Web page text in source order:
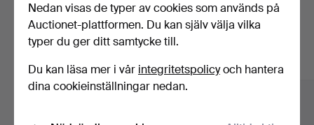
Här är föremål från vårt arkiv som
matchar din sökning
Visa alla föremål
Nedan visas de typer av cookies som används på
Auctionet-plattformen. Du kan själv välja vilka
typer du ger ditt samtycke till.
Du kan läsa mer i vår integritetspolicyoch hantera
dina cookieinställningar nedan.